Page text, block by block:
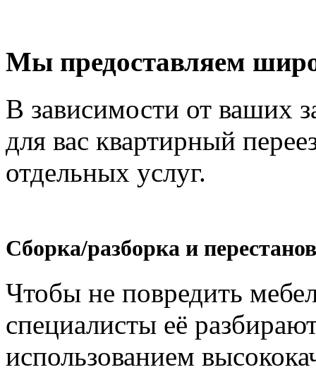
Мы предоставляем
В зависимости от ваших
для вас квартирный
отдельных услуг.
Сборка/разборка и
Чтобы не повредить
специалисты её
использованием